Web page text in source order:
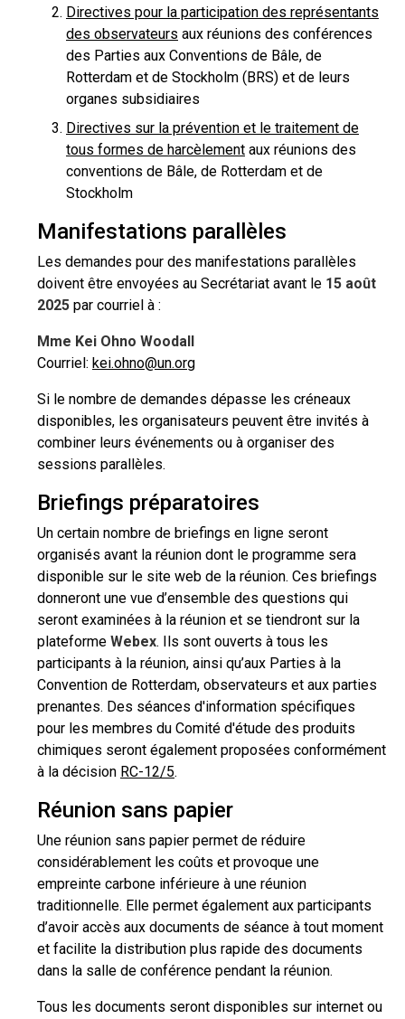
Directives pour la participation des représentants
des observateurs aux réunions des conférences
des Parties aux Conventions de Bâle, de
Rotterdam et de Stockholm (BRS) et de leurs
organes subsidiaires
Directives sur la prévention et le traitement de
tous formes de harcèlement aux réunions des
conventions de Bâle, de Rotterdam et de
Stockholm
Manifestations parallèles
Les demandes pour des manifestations parallèles
doivent être envoyées au Secrétariat avant le 15 août
2025 par courriel à :
Mme Kei Ohno Woodall
Courriel: kei.ohno@un.org
Si le nombre de demandes dépasse les créneaux
disponibles, les organisateurs peuvent être invités à
combiner leurs événements ou à organiser des
sessions parallèles.
Briefings préparatoires
Un certain nombre de briefings en ligne seront
organisés avant la réunion dont le programme sera
disponible sur le site web de la réunion. Ces briefings
donneront une vue d’ensemble des questions qui
seront examinées à la réunion et se tiendront sur la
plateforme Webex. Ils sont ouverts à tous les
participants à la réunion, ainsi qu’aux Parties à la
Convention de Rotterdam, observateurs et aux parties
prenantes. Des séances d'information spécifiques
pour les membres du Comité d'étude des produits
chimiques seront également proposées conformément
à la décision RC-12/5.
Réunion sans papier
Une réunion sans papier permet de réduire
considérablement les coûts et provoque une
empreinte carbone inférieure à une réunion
traditionnelle. Elle permet également aux participants
d’avoir accès aux documents de séance à tout moment
et facilite la distribution plus rapide des documents
dans la salle de conférence pendant la réunion.
Tous les documents seront disponibles sur internet ou